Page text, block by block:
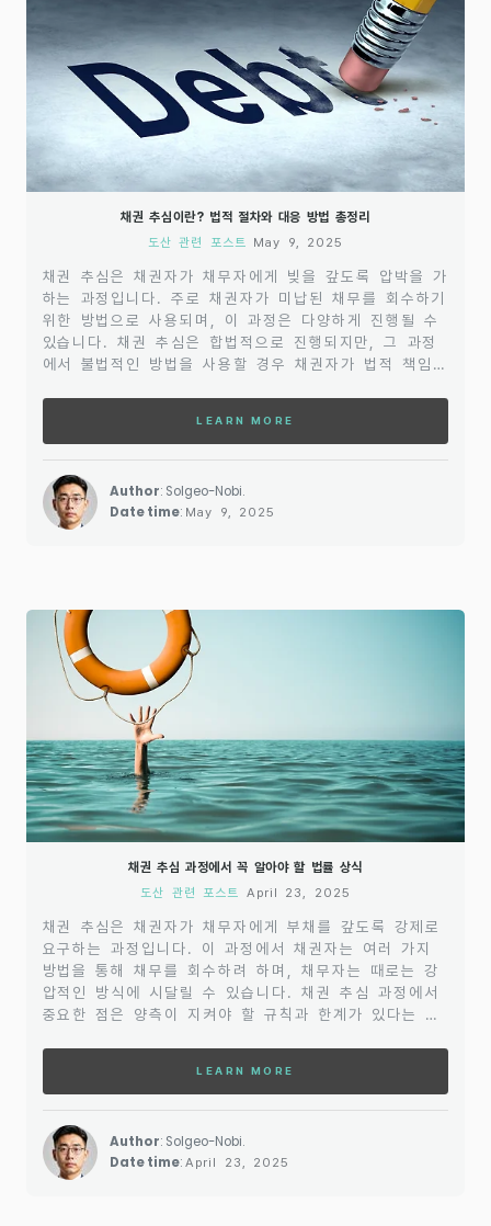
채권 추심이란? 법적 절차와 대응 방법 총정리
도산 관련 포스트 May 9, 2025
채권 추심은 채권자가 채무자에게 빚을 갚도록 압박을 가
하는 과정입니다. 주로 채권자가 미납된 채무를 회수하기
위한 방법으로 사용되며, 이 과정은 다양하게 진행될 수
있습니다. 채권 추심은 합법적으로 진행되지만, 그 과정
에서 불법적인 방법을 사용할 경우 채권자가 법적 책임을
화로 채무 변제를 요구하는 것부터 시작됩니다. 이 단계
고 있으며, 협상과 상호 합의를 목표로 합니다. 이때 채
무자는 채권자의 요구를 받아들이거나 변제 계획을 제시
하는 방식으로 응답할 수 있습니다. 그러나 채무자가 협
LEARN MORE
Author: Solgeo-Nobi.
Date time: May 9, 2025
채권 추심 과정에서 꼭 알아야 할 법률 상식
도산 관련 포스트 April 23, 2025
채권 추심은 채권자가 채무자에게 부채를 갚도록 강제로
요구하는 과정입니다. 이 과정에서 채권자는 여러 가지
방법을 통해 채무를 회수하려 하며, 채무자는 때로는 강
압적인 방식에 시달릴 수 있습니다. 채권 추심 과정에서
중요한 점은 양측이 지켜야 할 규칙과 한계가 있다는 것
권 추심을 시작하면 일반적으로 채권자는 처음에는 자발
나 상환 의사를 보이지 않으면, 채권자는 법적 절차를 통
해 강제 집행을 시도할 수 있습니다.이 과정에서 채권자
는 채무자에게 돈을 갚으라고 독촉하거나, 심지어 법원에
LEARN MORE
Author: Solgeo-Nobi.
Date time:April 23, 2025